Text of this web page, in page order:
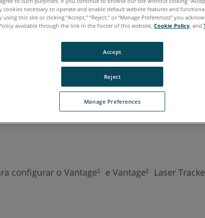
Japonês Português
configurar o VantageS e VantageE
Laser
cookies necessary to operate and enable default website features and
using this site or clicking “Accept,” “Reject,” or “Manage Preferences” you
available through the link in the footer of this website, Cookie Policy , and
Manage Preferences
Reject
Accept